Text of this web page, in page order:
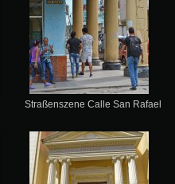
Straßenszene Calle San Rafael